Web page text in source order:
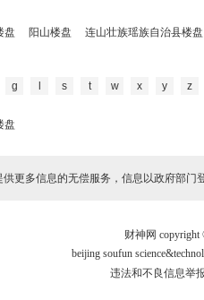
盘 阳山楼盘 连山壮族瑶族自治县楼盘
g s t w x y z
盘
供更多信息的无偿服务，信息以政府部门
财神网
beijing soufun
违法和不良信息举